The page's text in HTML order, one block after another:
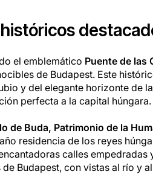
históricos
el emblemático Puente de las
de Budapest. Este
y del elegante horizonte de
perfecta a la capital húngara.
de Buda, Patrimonio de la
residencia de los reyes
calles empedradas
Budapest, con vistas al río y